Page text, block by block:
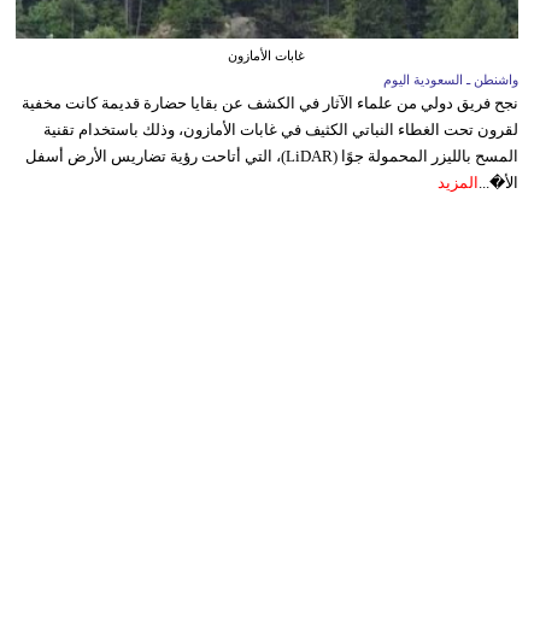
غابات الأمازون
واشنطن ـ السعودية اليوم
نجح فريق دولي من علماء الآثار في الكشف عن بقايا حضارة قديمة كانت مخفية
لقرون تحت الغطاء النباتي الكثيف في غابات الأمازون، وذلك باستخدام تقنية
المسح بالليزر المحمولة جوًا (LiDAR)، التي أتاحت رؤية تضاريس الأرض أسفل
الأ�... المزيد